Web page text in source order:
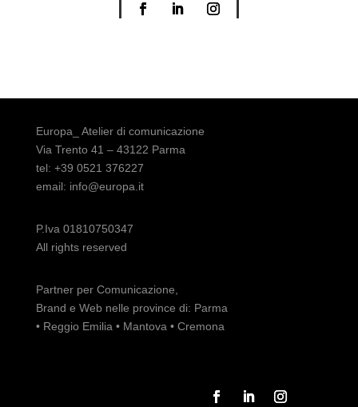
Europa_ Atelier di comunicazione
Via Trento 41 – 43122 Parma
tel: +39 0521 376227
email: info@europa.it
P.Iva 01810750347
All rights reserved
Partner per Comunicazione,
Brand e Web nelle province di: Parma
• Reggio Emilia • Mantova • Cremona